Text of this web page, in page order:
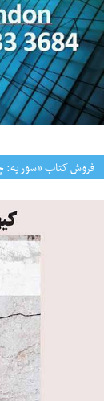
فروش کتاب «سوریه: